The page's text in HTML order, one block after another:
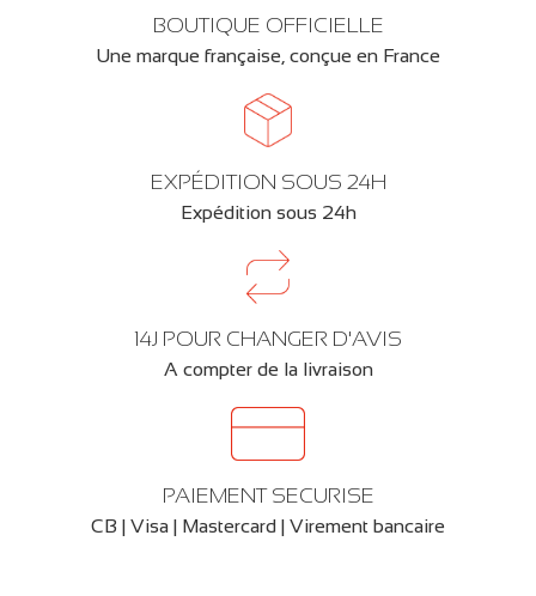
BOUTIQUE OFFICIELLE
Une marque française, conçue en France
EXPÉDITION SOUS 24H
Expédition sous 24h
14J POUR CHANGER D'AVIS
A compter de la livraison
PAIEMENT SECURISE
CB | Visa | Mastercard | Virement bancaire